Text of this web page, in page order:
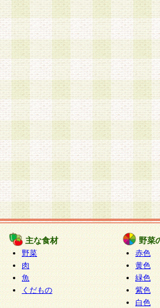
主な食材
野菜
肉
魚
くだもの
野菜
赤色
黄色
緑色
紫色
白色